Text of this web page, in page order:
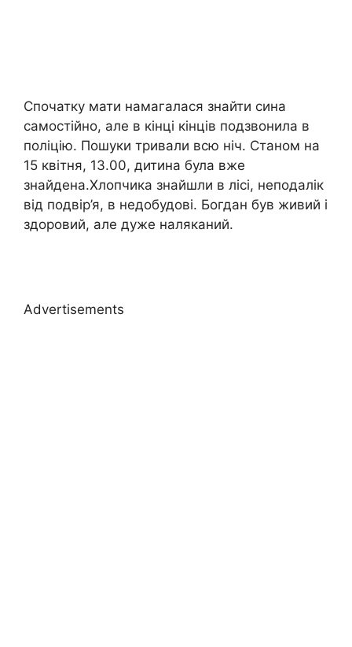
Спочатку мати намагалася знайти сина
самостійно, але в кінці кінців подзвонила в
поліцію. Пошуки тривали всю ніч. Станом на
15 квітня, 13.00, дитина була вже
знайдена.Хлопчика знайшли в лісі, неподалік
від подвір’я, в недобудові. Богдан був живий і
здоровий, але дуже наляканий.
Advertisements